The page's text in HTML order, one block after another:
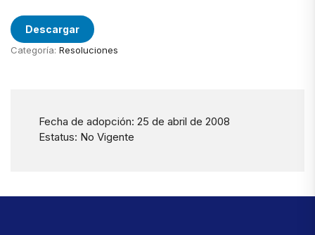
Descargar
Categoría: Resoluciones
Fecha de adopción: 25 de abril de 2008
Estatus: No Vigente